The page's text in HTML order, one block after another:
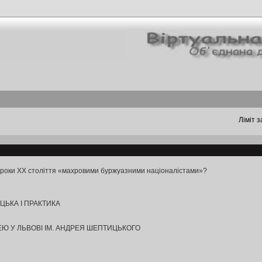
Ліміт
роки XX століття «махровими буржуазними націоналістами»?
І ПРАКТИКА
У ЛЬВОВІ ІМ. АНДРЕЯ ШЕПТИЦЬКОГО